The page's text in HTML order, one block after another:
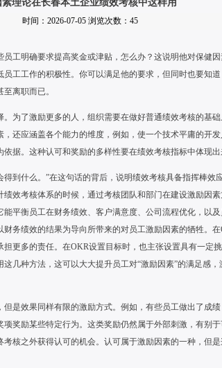
素理论在长春本土企业绩效考核中这样用
时间：2026-07-05 浏览次数：45
工明确要求提高奖金或津贴，怎么办？这说明他对保健
工工作的积极性。你可以满足他的要求，但同时也要知
离职而已。
为了激励更多的人，组织需要在做好普通绩效考核的基
还应涵盖各个能力的维度，例如，使一个技术平庸的开
据。这种认可和奖励的多样性要在绩效考核指标中体现出
得到什么。”在这句话的背后，说明绩效考核具备指挥棒效
效考核体系的时候，通过考核团队和部门在建设激励因
平衡员工在财务绩效、客户满意度、公司流程优化，以
务绩效的结果为导向所带来的对员工激励因素的牺牲。在
担更多的责任。在OKR设置目标时，也主张设置具有一定
几种方法，这可以大大提升员工对“激励因素”的满足感
是效果同样有限的激励方式。例如，有些员工做出了成绩
奖励某些特定行为。这类奖励仍然属于外部刺激，有别
核之外获得认可的机会。认可属于激励因素的一种，但